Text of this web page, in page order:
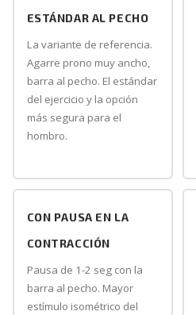
ESTÁNDAR AL PECHO
La variante de referencia.
Agarre prono muy ancho,
barra al pecho. El estándar
del ejercicio y la opción
más segura para el
hombro.
CON PAUSA EN LA
CONTRACCIÓN
Pausa de 1-2 seg con la
barra al pecho. Mayor
estímulo isométrico del